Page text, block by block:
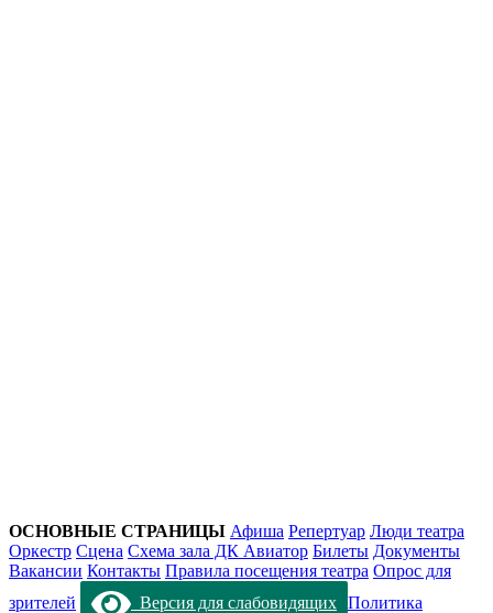
ОСНОВНЫЕ СТРАНИЦЫ Афиша Репертуар Люди театра
Оркестр Сцена Схема зала ДК Авиатор Билеты Документы
Вакансии Контакты Правила посещения театра Опрос для
зрителей
Версия для слабовидящих Политика